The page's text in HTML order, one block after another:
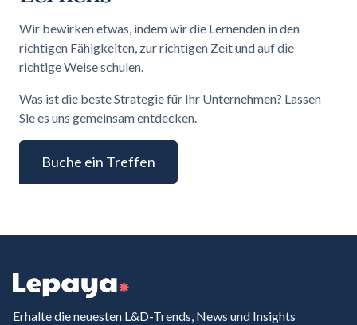
Wir bewirken etwas, indem wir die Lernenden in den
richtigen Fähigkeiten, zur richtigen Zeit und auf die
richtige Weise schulen.
Was ist die beste Strategie für Ihr Unternehmen? Lassen
Sie es uns gemeinsam entdecken.
Buche ein Treffen
Erhalte die neuesten L&D-Trends, News und Insights